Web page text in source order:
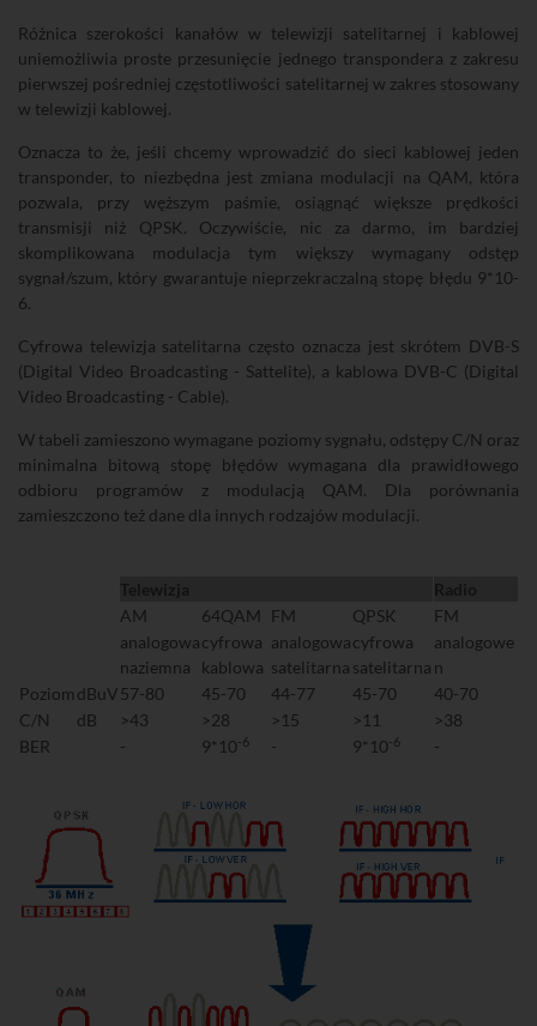
Różnica szerokości kanałów w telewizji satelitarnej i kablowej
uniemożliwia proste przesunięcie jednego transpondera z zakresu
pierwszej pośredniej częstotliwości satelitarnej w zakres stosowany
w telewizji kablowej.
Oznacza to że, jeśli chcemy wprowadzić do sieci kablowej jeden
transponder, to niezbędna jest zmiana modulacji na QAM, która
pozwala, przy węższym paśmie, osiągnąć większe prędkości
transmisji niż QPSK. Oczywiście, nic za darmo, im bardziej
skomplikowana modulacja tym większy wymagany odstęp
sygnał/szum, który gwarantuje nieprzekraczalną stopę błędu 9*10-
6.
Cyfrowa telewizja satelitarna często oznacza jest skrótem DVB-S
(Digital Video Broadcasting - Sattelite), a kablowa DVB-C (Digital
Video Broadcasting - Cable).
W tabeli zamieszono wymagane poziomy sygnału, odstępy C/N oraz
minimalna bitową stopę błędów wymagana dla prawidłowego
odbioru programów z modulacją QAM. Dla porównania
zamieszczono też dane dla innych rodzajów modulacji.
AM
64QAM FM QPSK
FM
analogowa
naziemna
cyfrowa
kablowa
analogowa
satelitarna
cyfrowa
satelitarna
analogowe
n
Poziom dBuV 57-80 45-70 44-77 45-70
40-70
C/N
dB >43 >28 >15 >11
>38
BER
- 9*10-6 - 9*10-6 -